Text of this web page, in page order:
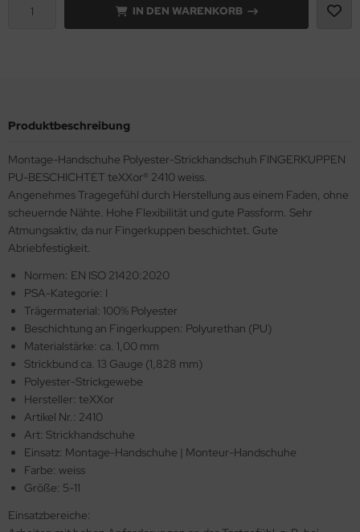
IN DEN WARENKORB
Produktbeschreibung
Montage-Handschuhe Polyester-Strickhandschuh FINGERKUPPEN
PU-BESCHICHTET teXXor® 2410 weiss.
Angenehmes Tragegefühl durch Herstellung aus einem Faden, ohne
scheuernde Nähte. Hohe Flexibilität und gute Passform. Sehr
Atmungsaktiv, da nur Fingerkuppen beschichtet. Gute
Abriebfestigkeit.
Normen: EN ISO 21420:2020
PSA-Kategorie: I
Trägermaterial: 100% Polyester
Beschichtung an Fingerkuppen: Polyurethan (PU)
Materialstärke: ca. 1,00 mm
Strickbund ca. 13 Gauge (1,828 mm)
Polyester-Strickgewebe
Hersteller: teXXor
Artikel Nr.: 2410
Art: Strickhandschuhe
Einsatz: Montage-Handschuhe | Monteur-Handschuhe
Farbe: weiss
Größe: 5-11
Einsatzbereiche: